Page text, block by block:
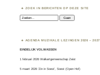
ZOEK IN BERICHTEN OP DEZE SITE
Zoeken:
AGENDA MUZIKALE LEZINGEN 2026 – 2027
EINDELIJK VOLWASSEN
1 februari 2026 Walkartgemeenschap Zeist
5 maart 2026 ‘Zin in Soest’, Soest (Open Hof)